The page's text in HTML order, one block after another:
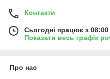
Контакти
Сьогодні працює з
Показати весь графік
Про нас